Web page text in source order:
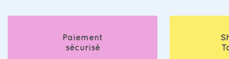
Paiement
sécurisé